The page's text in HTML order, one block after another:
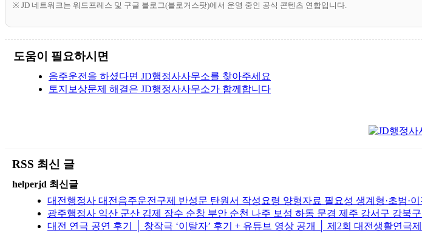
※ JD 네트워크는 워드프레스 및 구글 블로그(블로거스팟)에서 운영 중인 공식 콘텐츠 연합입니다.
도움이 필요하시면
음주운전을 하셨다면 JD행정사사무소를 찾아주세요
토지보상문제 해결은 JD행정사사무소가 함께합니다
RSS 최신 글
helperjd 최신글
대전행정사 대전음주운전구제 반성문 탄원서 작성요령 양형자료 필요성 생계형·초범·
광주행정사 익산 군산 김제 장수 순창 부안 순천 나주 보성 하동 문경 제주 강서구 강북
대전 연극 공연 후기 │ 창작극 ‘이탈자’ 후기 + 유튜브 영상 공개 │ 제2회 대전생활연극